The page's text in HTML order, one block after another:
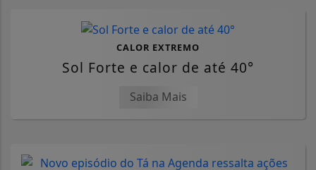
CALOR EXTREMO
Sol Forte e calor de até 40°
Saiba Mais